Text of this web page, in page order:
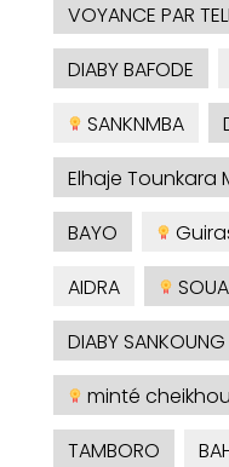
VOYANCE PAR
DIABY BAFODE
SANKNMBA
Elhaje Tounkara
BAYO
AIDRA
DIABY SANKOUNG
minté cheikhou
TAMBORO